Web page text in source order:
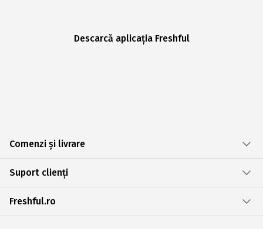
Descarcă aplicația Freshful
Comenzi și livrare
Suport clienți
Freshful.ro